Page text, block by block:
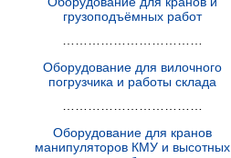
грузоподъёмных работ
Оборудование для вилочного
погрузчика и работы склада
Оборудование для кранов
манипуляторов КМУ и высотных